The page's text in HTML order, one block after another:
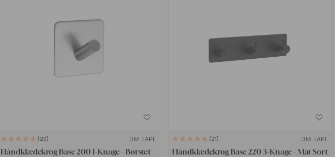
20 3M-TAPE
Håndklædekrog Base 200 1-Knage - Børstet
21 3M-TAPE
Håndklædekrog Base 220 3-Knage - Mat Sort